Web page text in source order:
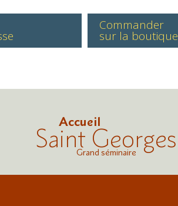
Commander
sur la boutique
Accueil
Saint Georges
Grand séminaire